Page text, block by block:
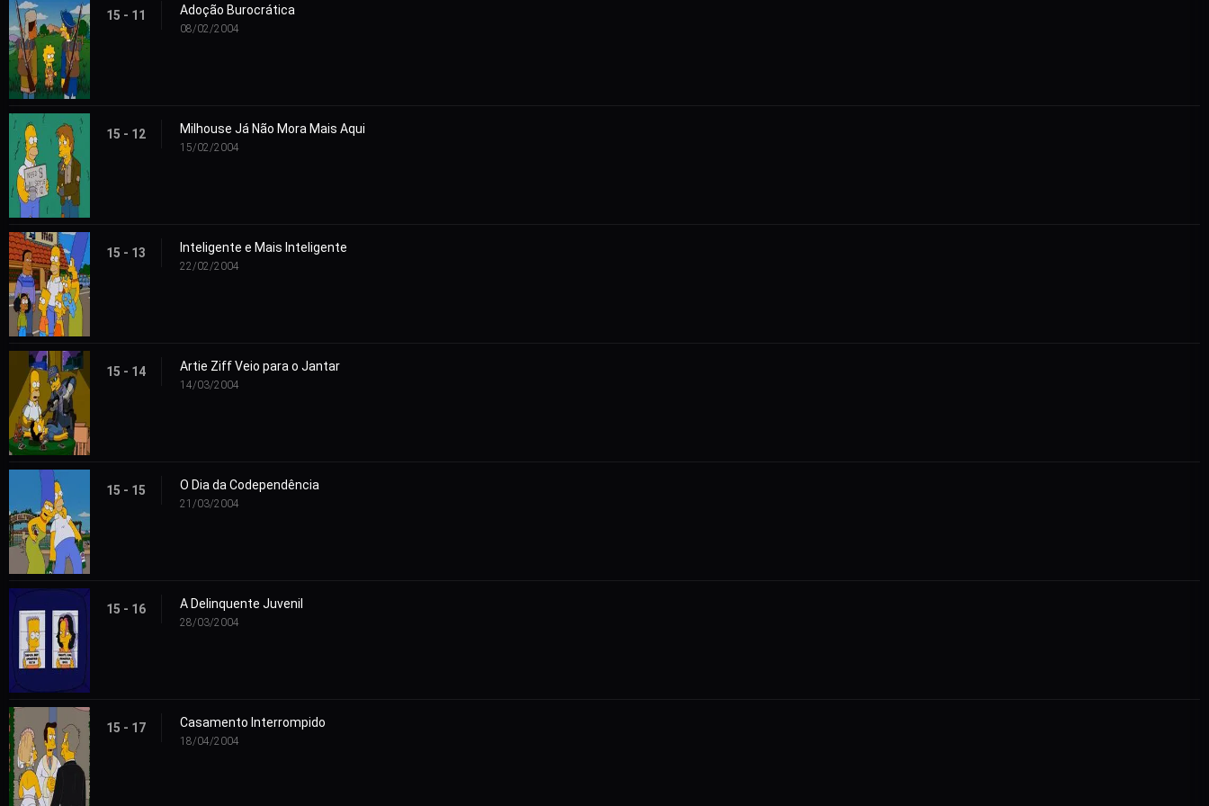
15 - 11 Adoção Burocrática
08/02/2004
15 - 12 Milhouse Já Não Mora Mais Aqui
15/02/2004
15 - 13 Inteligente e Mais Inteligente
22/02/2004
15 - 14 Artie Ziff Veio para o Jantar
14/03/2004
15 - 15 O Dia da Codependência
21/03/2004
15 - 16 A Delinquente Juvenil
28/03/2004
15 - 17 Casamento Interrompido
18/04/2004